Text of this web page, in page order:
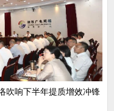
吹响下半年提质增效冲锋